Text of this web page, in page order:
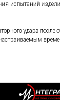
испытаний
удара после